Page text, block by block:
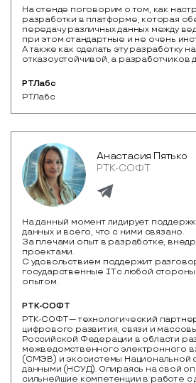
На стенде поговорим о том, как
разработки в платформе, которая
передачу различных данных между
при этом стандартные и не очень
А также как сделать эту разработку
отказоустойчивой, а разработчиков
РТЛабс
РТЛабс
Анастасия Пятько
РТК-СОФТ
На данный момент лидирует
данных и всего, что с ними связано.
За плечами опыт в разработке,
проектами.
С удовольствием поддержит
государственные IT с любой
опытом.
РТК-СОФТ
РТК-СОФТ — технологический
цифрового развития, связи и
Российской Федерации в области
межведомственного электронного
(СМЭВ) и экосистемы Национальной
данными (НСУД). Опираясь на свой
сильнейшие компетенции в работе с